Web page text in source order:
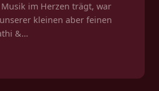
im Herzen trägt, war
kleinen aber feinen
&…